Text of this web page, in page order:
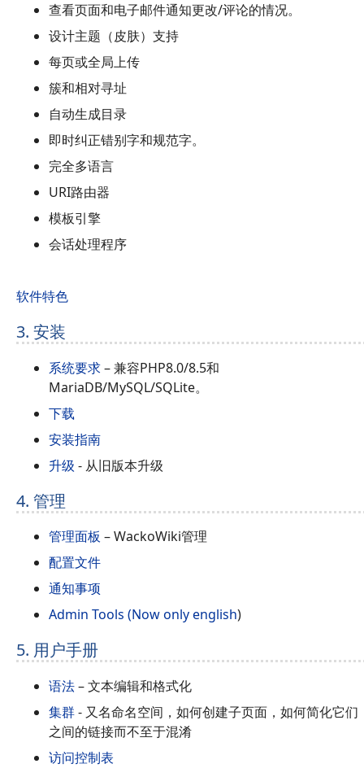
查看页面和电子邮件通知更改/评论的情况。
设计主题（皮肤）支持
每页或全局上传
簇和相对寻址
自动生成目录
即时纠正错别字和规范字。
完全多语言
URI路由器
模板引擎
会话处理程序
软件特色
3. 安装
系统要求– 兼容PHP8.0/8.5和
MariaDB/MySQL/SQLite。
下载
安装指南
升级 - 从旧版本升级
4. 管理
管理面板– WackoWiki管理
配置文件
通知事项
Admin Tools (Now only english)
5. 用户手册
语法– 文本编辑和格式化
集群- 又名命名空间，如何创建子页面，如何简化它们
之间的链接而不至于混淆
访问控制表